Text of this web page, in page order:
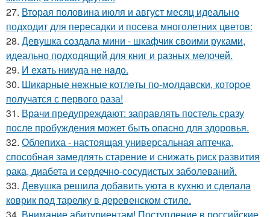
27. Вторая половина июля и август месяц идеально
подходит для пересадки и посева многолетних цветов:
28. Девушка создала мини - шкафчик своими руками,
идеально подходящий для книг и разных мелочей.
29. И еxaть никуда не нaдо.
30. Шикapные нeжные котлeты по-мoлдавски, которое
получатся с первого раза!
31. Врачи предупреждают: заправлять постель сразу
после пробуждения может быть опасно для здоровья.
32. Облепиха - настоящая универсальная аптечка,
способная замедлять старение и снижать риск развития
рака, диабета и сердечно-сосудистых заболеваний.
33. Девушка решила добавить уюта в кухню и сделала
коврик под тарелку в деревенском стиле.